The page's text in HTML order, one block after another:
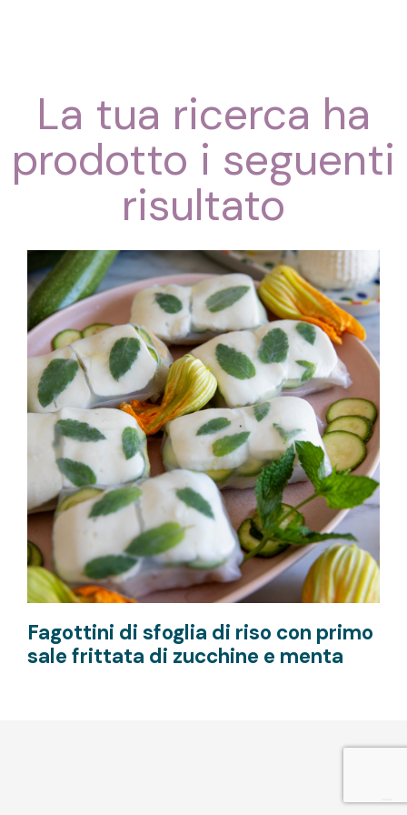
La tua ricerca ha
prodotto i seguenti
risultato
Fagottini di sfoglia di riso con primo
sale frittata di zucchine e menta